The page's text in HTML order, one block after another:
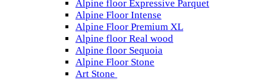
Alpine floor Expressive Parquet
Alpine Floor Intense
Alpine Floor Premium XL
Alpine floor Real wood
Alpine floor Sequoia
Alpine Floor Stone
Art Stone